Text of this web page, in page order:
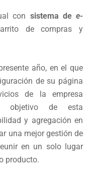
con sistema dee-
de compras y
año, en el que
de su página
de la empresa
de esta
y agregación en
una mejor gestión de
en un solo lugar
producto.